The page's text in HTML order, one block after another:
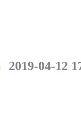
2019-04-12